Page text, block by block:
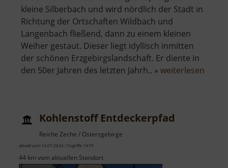
kleine Silberbach und wird nördlich der Stadt in
Richtung der Ortschaften Wildbach und
Langenbach fließend, dann zu einem kleinen
Weiher gestaut. Dieser liegt idyllisch inmitten
der schönen Erzgebirgslandschaft. Er diente in
den 50er Jahren des letzten Jahrh.. » weiterlesen
Kohlenstoff Entdeckerpfad
Reiche Zeche / Osterzgebirge
aktuell vom 14.07.2024 / Zugriffe: 1679
44 km vom aktuellen Standort